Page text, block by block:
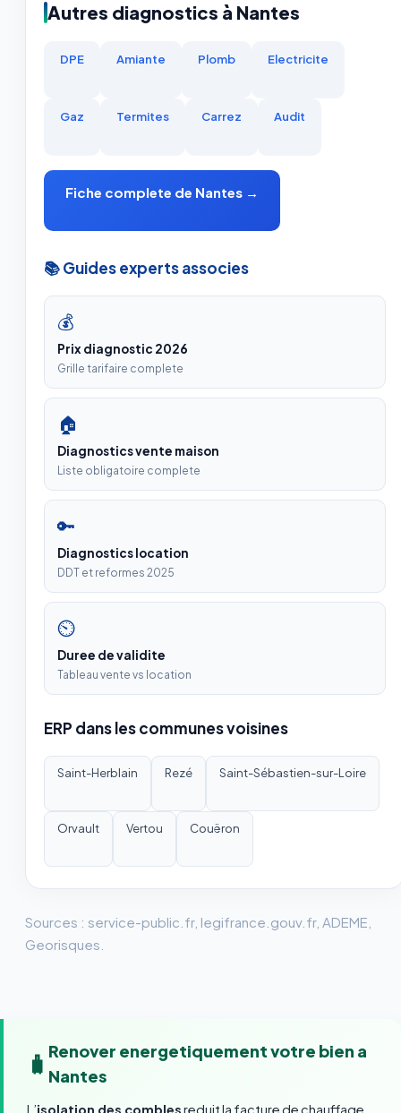
Autres diagnostics à Nantes
DPE Amiante Plomb Electricite
Gaz Termites Carrez Audit
Fiche complete de Nantes →
📚 Guides experts associes
💰
Prix diagnostic 2026
Grille tarifaire complete
🏠
Diagnostics vente maison
Liste obligatoire complete
🔑
Diagnostics location
DDT et reformes 2025
⏲
Duree de validite
Tableau vente vs location
ERP dans les communes voisines
Saint-Herblain Rezé Saint-Sébastien-sur-Loire
Orvault Vertou Couëron
Sources : service-public.fr, legifrance.gouv.fr, ADEME,
Georisques.
🧳 Renover energetiquement votre bien a
Nantes
L’isolation des comblesreduit la facture de chauffage